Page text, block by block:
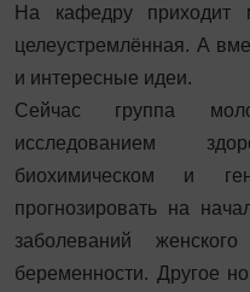
На кафедру приходит
целеустремлённая. А
и интересные идеи.
Сейчас группа
исследованием
биохимическом и
прогнозировать на
заболеваний
беременности. Другое